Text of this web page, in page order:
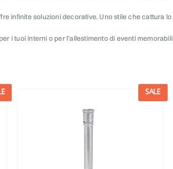
infinite soluzioni decorative. Uno stile che cattura
i tuoi interni o per l’allestimento di eventi
SALE